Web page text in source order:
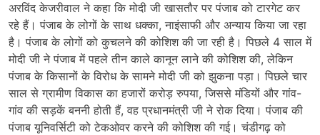
अरविंद केजरीवाल ने कहा कि मोदी जी खासतौर पर पंजाब को टारगेट कर
रहे हैं। पंजाब के लोगों के साथ धक्का, नाइंसाफी और अन्याय किया जा रहा
है। पंजाब के लोगों को कुचलने की कोशिश की जा रही है। पिछले 4 साल में
मोदी जी ने पंजाब में पहले तीन काले कानून लाने की कोशिश की, लेकिन
पंजाब के किसानों के विरोध के सामने मोदी जी को झुकना पड़ा। पिछले चार
साल से ग्रामीण विकास का हजारों करोड़ रुपया, जिससे मंडियों और गांव-
गांव की सड़कें बननी होती हैं, वह प्रधानमंत्री जी ने रोक दिया। पंजाब की
पंजाब यूनिवर्सिटी को टेकओवर करने की कोशिश की गई। चंडीगढ़ को